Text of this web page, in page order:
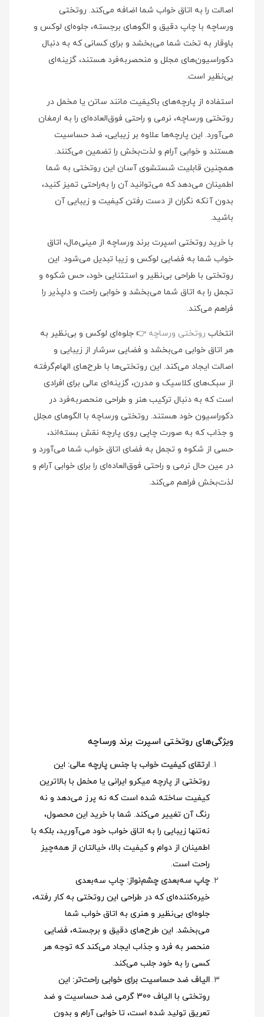
اصالت را به اتاق خواب شما اضافه می‌کند. روتختی
ورساچه با چاپ دقیق و الگوهای برجسته، جلوه‌ای لوکس و
باوقار به تخت شما می‌بخشد و برای کسانی که به دنبال
دکوراسیون‌های مجلل و منحصر‌به‌فرد هستند، گزینه‌ای
بی‌نظیر است.
استفاده از پارچه‌های باکیفیت مانند ساتن یا مخمل در
روتختی ورساچه، نرمی و راحتی فوق‌العاده‌ای را به ارمغان
می‌آورد. این پارچه‌ها علاوه بر زیبایی، ضد حساسیت
هستند و خوابی آرام و لذت‌بخش را تضمین می‌کنند.
همچنین قابلیت شستشوی آسان این روتختی به شما
اطمینان می‌دهد که می‌توانید آن را به‌راحتی تمیز کنید،
بدون آنکه نگران از دست رفتن کیفیت و زیبایی آن
باشید.
با خرید روتختی اسپرت برند ورساچه از مینی‌مال، اتاق
خواب شما به فضایی لوکس و زیبا تبدیل می‌شود. این
روتختی با طراحی بی‌نظیر و استثنایی خود، حس شکوه و
تجمل را به اتاق شما می‌بخشد و خوابی راحت و دلپذیر را
فراهم می‌کند.
انتخاب روتختی ورساچه 👉 جلوه‌ای لوکس و بی‌نظیر به
هر اتاق خوابی می‌بخشد و فضایی سرشار از زیبایی و
اصالت ایجاد می‌کند. این روتختی‌ها با طرح‌های الهام‌گرفته
از سبک‌های کلاسیک و مدرن، گزینه‌ای عالی برای افرادی
است که به دنبال ترکیب هنر و طراحی منحصربه‌فرد در
دکوراسیون خود هستند. روتختی ورساچه با الگوهای مجلل
و جذاب که به صورت چاپی روی پارچه نقش بسته‌اند،
حسی از شکوه و تجمل به فضای اتاق خواب شما می‌آورد و
در عین حال نرمی و راحتی فوق‌العاده‌ای را برای خوابی آرام و
لذت‌بخش فراهم می‌کند.
ویژگی‌های روتختی اسپرت برند ورساچه
ارتقای کیفیت خواب با جنس پارچه عالی: این
روتختی از پارچه میکرو ایرانی یا مخمل با بالاترین
کیفیت ساخته شده است که نه پرز می‌دهد و نه
رنگ آن تغییر می‌کند. شما با خرید این محصول،
نه‌تنها زیبایی را به اتاق خواب خود می‌آورید، بلکه با
اطمینان از دوام و کیفیت بالا، خیالتان از همه‌چیز
راحت است.
چاپ سه‌بعدی چشم‌نواز: چاپ سه‌بعدی
خیره‌کننده‌ای که در طراحی این روتختی به کار رفته،
جلوه‌ای بی‌نظیر و هنری به اتاق خواب شما
می‌بخشد. این طرح‌های دقیق و برجسته، فضایی
منحصر به فرد و جذاب ایجاد می‌کند که توجه هر
کسی را به خود جلب می‌کند.
الیاف ضد حساسیت برای خوابی راحت‌تر: این
روتختی با الیاف 300 گرمی ضد حساسیت و ضد
تعریق تولید شده است، تا خوابی آرام و بدون